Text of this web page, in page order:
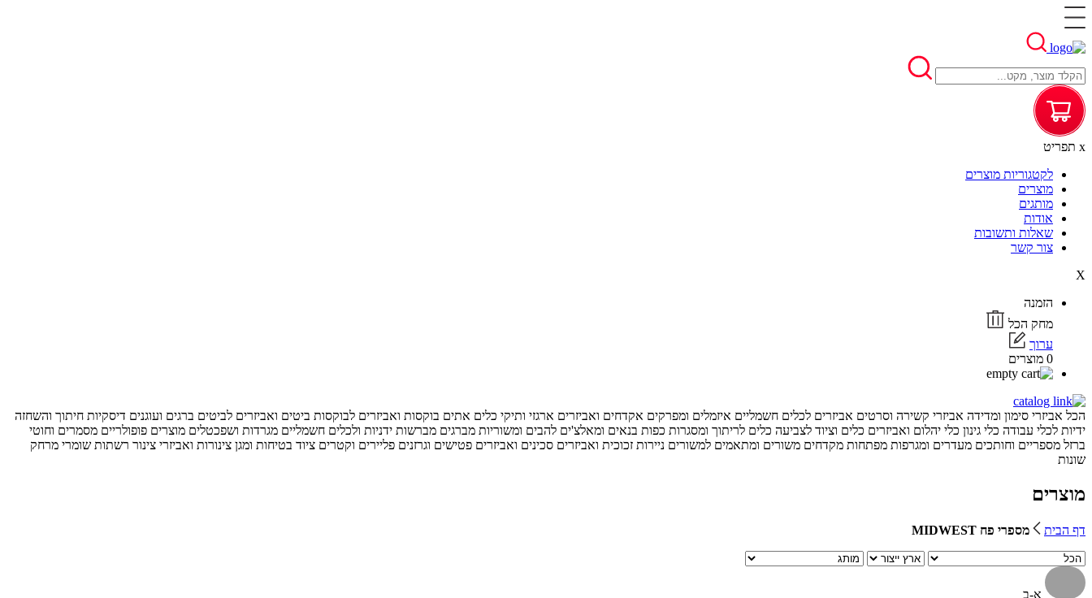
x תפריט
לקטגוריות מוצרים
מוצרים
מותגים
אודות
שאלות ותשובות
צור קשר
X
הזמנה
מחק הכל
ערוך
0 מוצרים
הכל אביזרי סימון ומדידה אביזרי קשירה וסרטים אביזרים לכלים חשמליים איזמלים ומפרקים אקדחים ואביזרים ארגזי ותיקי כלים אתים בוקסות ואביזרים לבוקסות ביטים ואביזרים לביטים ברגים ועוגנים דיסקיות חיתוך והשחזה
ידיות לכלי עבודה כלי גינון כלי יהלום ואביזרים כלים וציוד לצביעה כלים לריתוך ומסגרות כפות בנאים ומאלצ'ים להבים ומשוריות מברגים מברשות ידניות ולכלים חשמליים מגרדות ושפכטלים מוצרים פופולריים מסמרים וחוטי
ברזל מספריים וחותכים מעדרים ומגרפות מפתחות מקדחים משורים ומתאמים למשורים ניירות זכוכית ואביזרים סכינים ואביזרים פטישים וגרזנים פליירים וקטרים ציוד בטיחות ומגן צינורות ואביזרי צינור רשתות שומרי מרחק
שונות
מוצרים
דף הבית מספרי פח MIDWEST
א-ב